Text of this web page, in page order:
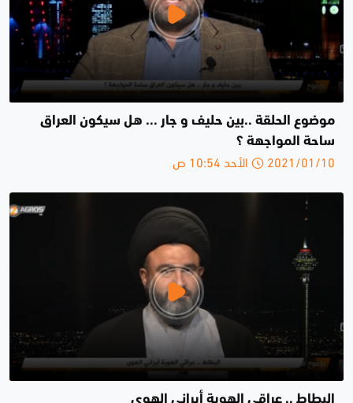
موضوع الحلقة ..بين حليف و جار ... هل سيكون العراق
ساحة المواجهة ؟
2021/01/10 الأحد 10:54 ص
البطاط .. عراقي الهوية أيراني الهوى